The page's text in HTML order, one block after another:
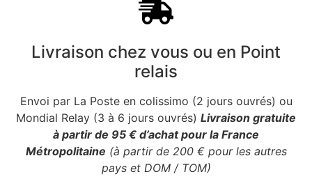
Livraison chez vous ou en Point
relais
Envoi par La Poste en colissimo (2 jours ouvrés) ou
Mondial Relay (3 à 6 jours ouvrés) Livraison gratuite
à partir de 95 € d’achat pour la France
Métropolitaine (à partir de 200 € pour les autres
pays et DOM / TOM)